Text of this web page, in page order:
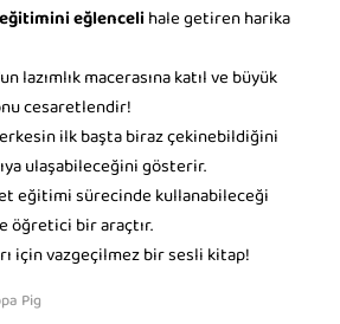
eğlencelihale getiren harika
lazımlık macerasına katıl ve büyük
cesaretlendir!
ilk başta biraz çekinebildiğini
ulaşabileceğini gösterir.
eğitimi sürecinde kullanabileceği
öğretici bir araçtır.
için vazgeçilmez bir sesli kitap!
Pig